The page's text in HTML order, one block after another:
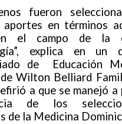
fueron
en términos
el campo de la
explica en un
de Educación
Wilton Belliard
a que se manejó
de los
de la Medicina